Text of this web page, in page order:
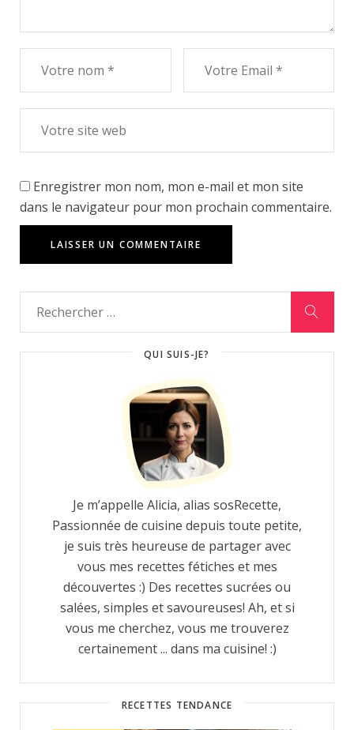
Enregistrer mon nom, mon e-mail et mon site
dans le navigateur pour mon prochain commentaire.
QUI SUIS-JE?
Je m’appelle Alicia, alias sosRecette,
Passionnée de cuisine depuis toute petite,
je suis très heureuse de partager avec
vous mes recettes fétiches et mes
découvertes :) Des recettes sucrées ou
salées, simples et savoureuses! Ah, et si
vous me cherchez, vous me trouverez
certainement ... dans ma cuisine! :)
RECETTES TENDANCE